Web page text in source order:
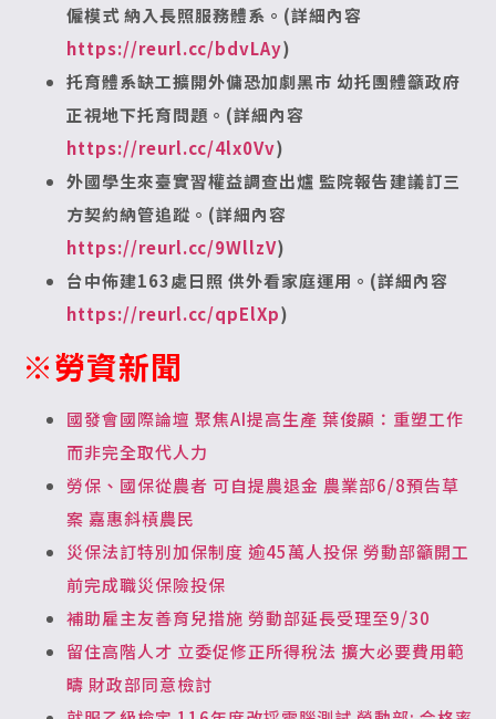
僱模式 納入長照服務體系。(詳細內容
https://reurl.cc/bdvLAy)
托育體系缺工擴開外傭恐加劇黑市 幼托團體籲政府
正視地下托育問題。(詳細內容
https://reurl.cc/4lx0Vv)
外國學生來臺實習權益調查出爐 監院報告建議訂三
方契約納管追蹤。(詳細內容
https://reurl.cc/9WllzV)
台中佈建163處日照 供外看家庭運用。(詳細內容
https://reurl.cc/qpElXp)
※勞資新聞
國發會國際論壇 聚焦AI提高生產 葉俊顯：重塑工作
而非完全取代人力
勞保、國保從農者 可自提農退金 農業部6/8預告草
案 嘉惠斜槓農民
災保法訂特別加保制度 逾45萬人投保 勞動部籲開工
前完成職災保險投保
補助雇主友善育兒措施 勞動部延長受理至9/30
留住高階人才 立委促修正所得稅法 擴大必要費用範
疇 財政部同意檢討